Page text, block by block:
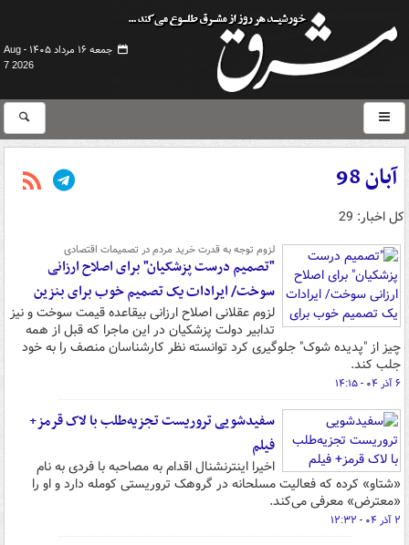
جمعه ۱۶ مرداد ۱۴۰۵ -
Aug
7 2026
آبان 98
کل اخبار: 29
لزوم توجه به قدرت خرید مردم در تصمیمات اقتصادی
"تصمیم درست پزشکیان" برای اصلاح ارزانی
سوخت/ ایرادات یک تصمیم خوب برای بنزین
لزوم عقلانی اصلاح ارزانی بیقاعده قیمت سوخت و نیز
تدابیر دولت پزشکیان در این ماجرا که قبل از همه
چیز از "پدیده شوک" جلوگیری کرد توانسته نظر کارشناسان منصف را به خود
جلب کند.
۶ آذر ۰۴ - ۱۴:۱۵
سفیدشویی تروریست تجزیه‌طلب با لاک قرمز+
فیلم
اخیرا اینترنشنال اقدام به مصاحبه با فردی به نام
«شتاو» کرده که فعالیت مسلحانه در گروهک تروریستی کومله دارد و او را
«معترض» معرفی می‌کند.
۲ آذر ۰۴ - ۱۲:۳۲